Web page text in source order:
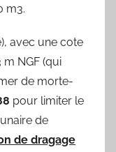
m3.
avec une cote
m NGF (qui
de morte-
pour limiter le
de
de dragage